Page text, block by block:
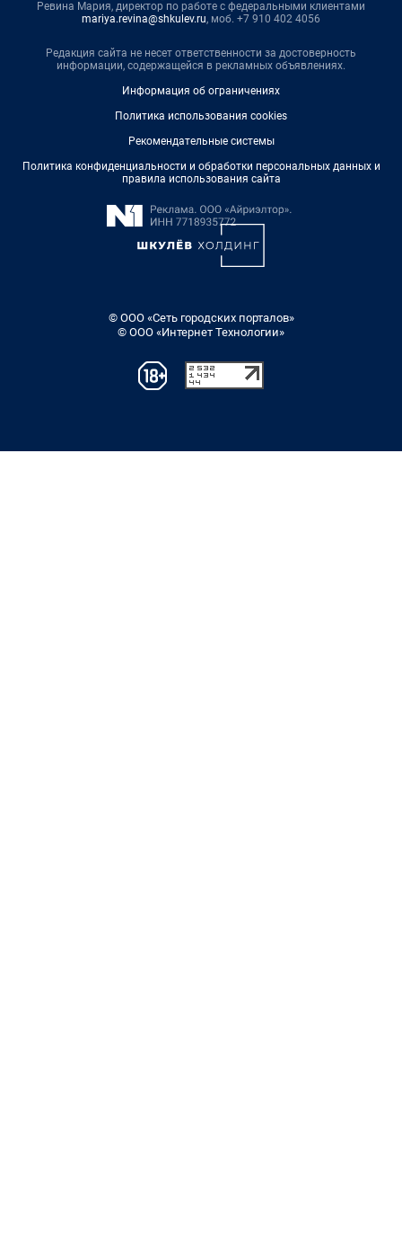
Ревина Мария, директор по работе с федеральными клиентами
mariya.revina@shkulev.ru, моб. +7 910 402 4056
Редакция сайта не несет ответственности за достоверность
информации, содержащейся в рекламных объявлениях.
Информация об ограничениях
Политика использования cookies
Рекомендательные системы
Политика конфиденциальности и обработки персональных данных и
правила использования сайта
© ООО «Сеть городских порталов»
© ООО «Интернет Технологии»